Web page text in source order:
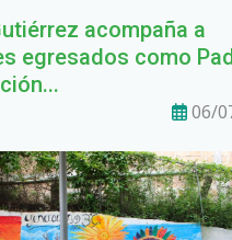
acompaña a
egresados como
06/